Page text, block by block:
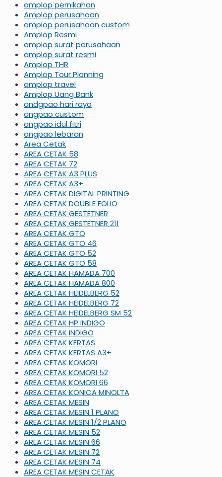
amplop pernikahan
Amplop perusahaan
amplop perusahaan custom
Amplop Resmi
amplop surat perusahaan
amplop surat resmi
Amplop THR
Amplop Tour Planning
amplop travel
Amplop Uang Bank
andgpao hari raya
angpao custom
angpao idul fitri
angpao lebaran
Area Cetak
AREA CETAK 58
AREA CETAK 72
AREA CETAK A3 PLUS
AREA CETAK A3+
AREA CETAK DIGITAL PRINTING
AREA CETAK DOUBLE FOLIO
AREA CETAK GESTETNER
AREA CETAK GESTETNER 211
AREA CETAK GTO
AREA CETAK GTO 46
AREA CETAK GTO 52
AREA CETAK GTO 58
AREA CETAK HAMADA 700
AREA CETAK HAMADA 800
AREA CETAK HEIDELBERG 52
AREA CETAK HEIDELBERG 72
AREA CETAK HEIDELBERG SM 52
AREA CETAK HP INDIGO
AREA CETAK INDIGO
AREA CETAK KERTAS
AREA CETAK KERTAS A3+
AREA CETAK KOMORI
AREA CETAK KOMORI 52
AREA CETAK KOMORI 66
AREA CETAK KONICA MINOLTA
AREA CETAK MESIN
AREA CETAK MESIN 1 PLANO
AREA CETAK MESIN 1/2 PLANO
AREA CETAK MESIN 52
AREA CETAK MESIN 66
AREA CETAK MESIN 72
AREA CETAK MESIN 74
AREA CETAK MESIN CETAK